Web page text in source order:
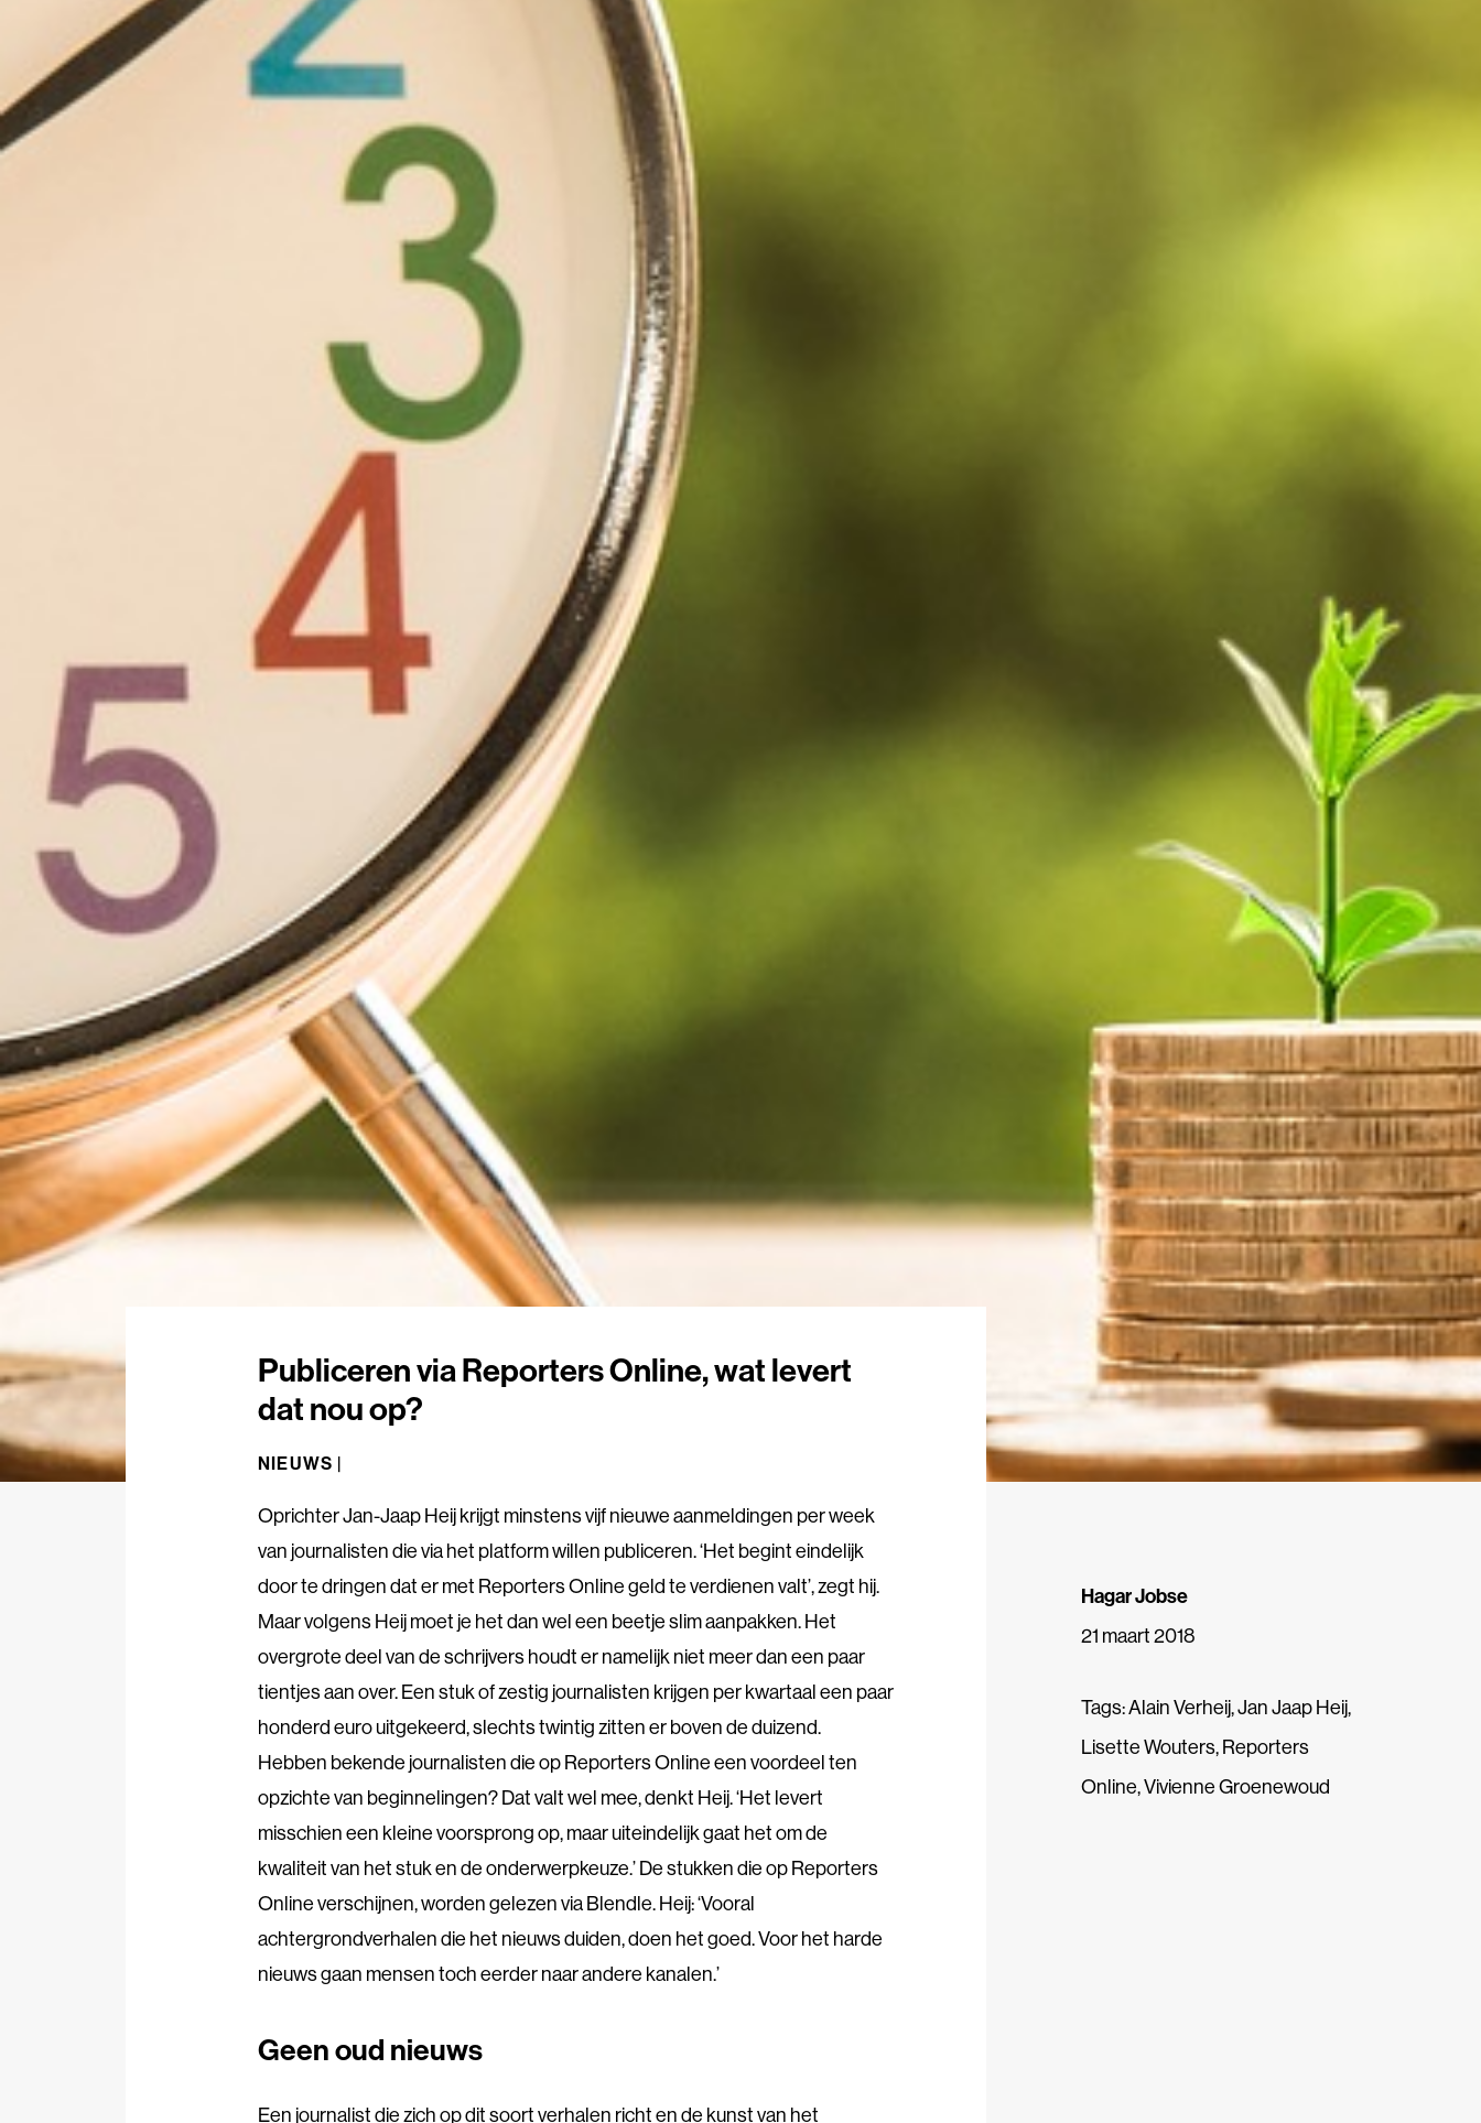
Publiceren via Reporters Online, wat levert
dat nou op?
NIEUWS |
Oprichter Jan-Jaap Heij krijgt minstens vijf nieuwe aanmeldingen per week
van journalisten die via het platform willen publiceren. ‘Het begint eindelijk
door te dringen dat er met Reporters Online geld te verdienen valt’, zegt hij.
Maar volgens Heij moet je het dan wel een beetje slim aanpakken. Het
overgrote deel van de schrijvers houdt er namelijk niet meer dan een paar
tientjes aan over. Een stuk of zestig journalisten krijgen per kwartaal een paar
honderd euro uitgekeerd, slechts twintig zitten er boven de duizend.
Hebben bekende journalisten die op Reporters Online een voordeel ten
opzichte van beginnelingen? Dat valt wel mee, denkt Heij. ‘Het levert
misschien een kleine voorsprong op, maar uiteindelijk gaat het om de
kwaliteit van het stuk en de onderwerpkeuze.’ De stukken die op Reporters
Online verschijnen, worden gelezen via Blendle. Heij: ‘Vooral
achtergrondverhalen die het nieuws duiden, doen het goed. Voor het harde
nieuws gaan mensen toch eerder naar andere kanalen.’
Geen oud nieuws
Een journalist die zich op dit soort verhalen richt en de kunst van het
Hagar Jobse
21 maart 2018
Tags:Alain Verheij,Jan Jaap Heij,
Lisette Wouters,Reporters
Online,Vivienne Groenewoud